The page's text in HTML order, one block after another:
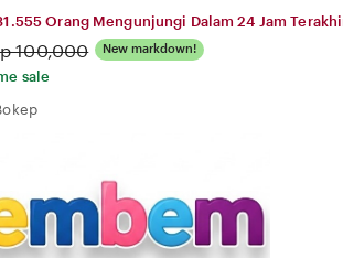
Orang Mengunjungi Dalam 24 Jam
100,000 New markdown!
sale